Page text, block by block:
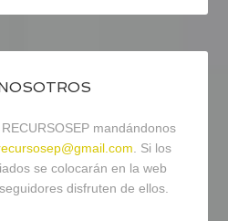
mandándonos
. Si los
se colocarán en la web
disfruten de ellos.